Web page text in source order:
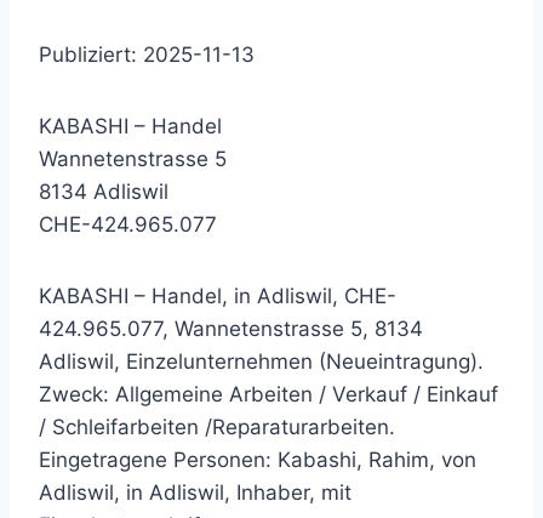
Publiziert: 2025-11-13
KABASHI – Handel
Wannetenstrasse 5
8134 Adliswil
CHE-424.965.077
KABASHI – Handel, in Adliswil, CHE-
424.965.077, Wannetenstrasse 5, 8134
Adliswil, Einzelunternehmen (Neueintragung).
Zweck: Allgemeine Arbeiten / Verkauf / Einkauf
/ Schleifarbeiten /Reparaturarbeiten.
Eingetragene Personen: Kabashi, Rahim, von
Adliswil, in Adliswil, Inhaber, mit